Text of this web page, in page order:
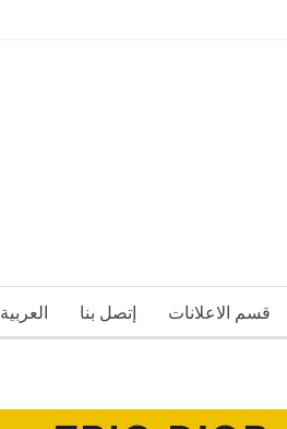
قسم الاعلانات إتصل بنا العربية